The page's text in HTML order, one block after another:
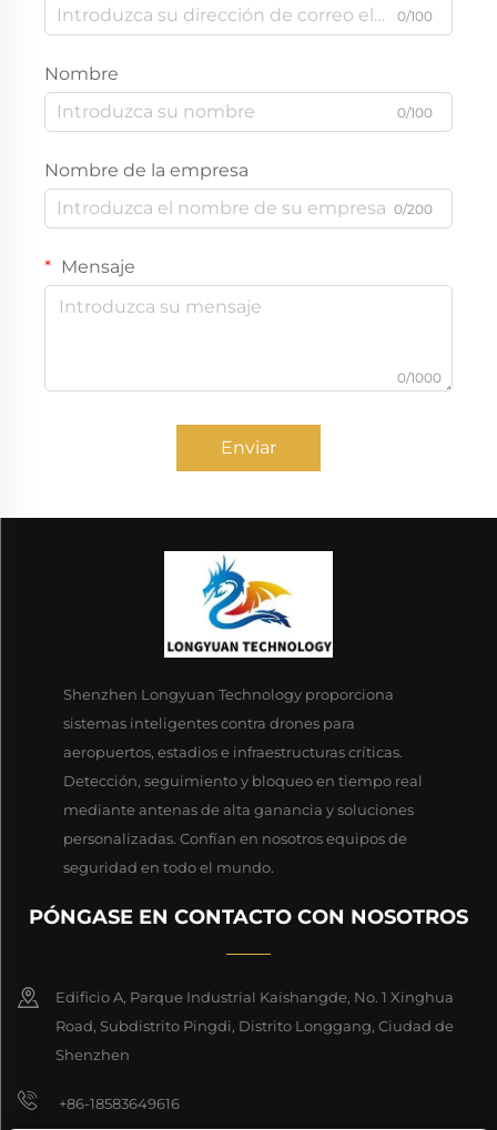
0/100
Nombre
0/100
Nombre de la empresa
0/200
Mensaje
0/1000
Enviar
Shenzhen Longyuan Technology proporciona
sistemas inteligentes contra drones para
aeropuertos, estadios e infraestructuras críticas.
Detección, seguimiento y bloqueo en tiempo real
mediante antenas de alta ganancia y soluciones
personalizadas. Confían en nosotros equipos de
seguridad en todo el mundo.
PÓNGASE EN CONTACTO CON NOSOTROS
Edificio A, Parque Industrial Kaishangde, No. 1 Xinghua
Road, Subdistrito Pingdi, Distrito Longgang, Ciudad de
Shenzhen
+86-18583649616